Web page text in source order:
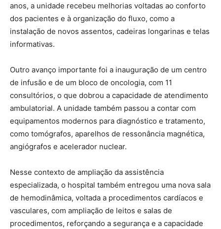
anos, a unidade recebeu melhorias voltadas ao conforto
dos pacientes e à organização do fluxo, como a
instalação de novos assentos, cadeiras longarinas e telas
informativas.
Outro avanço importante foi a inauguração de um centro
de infusão e de um bloco de oncologia, com 11
consultórios, o que dobrou a capacidade de atendimento
ambulatorial. A unidade também passou a contar com
equipamentos modernos para diagnóstico e tratamento,
como tomógrafos, aparelhos de ressonância magnética,
angiógrafos e acelerador nuclear.
Nesse contexto de ampliação da assistência
especializada, o hospital também entregou uma nova sala
de hemodinâmica, voltada a procedimentos cardíacos e
vasculares, com ampliação de leitos e salas de
procedimentos, reforçando a segurança e a capacidade